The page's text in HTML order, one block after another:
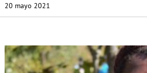
20 mayo 2021